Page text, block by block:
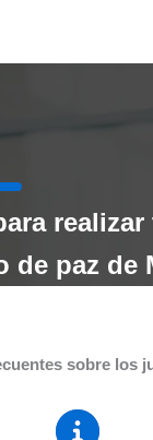
realizar
de paz de
sobre los